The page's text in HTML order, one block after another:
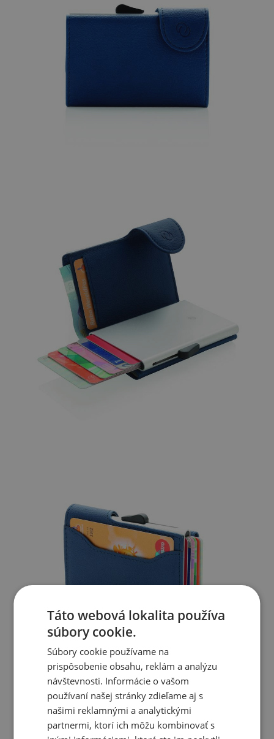
Táto webová lokalita používa
súbory cookie.
Súbory cookie používame na
prispôsobenie obsahu, reklám a analýzu
návštevnosti. Informácie o vašom
používaní našej stránky zdieľame aj s
našimi reklamnými a analytickými
partnermi, ktorí ich môžu kombinovať s